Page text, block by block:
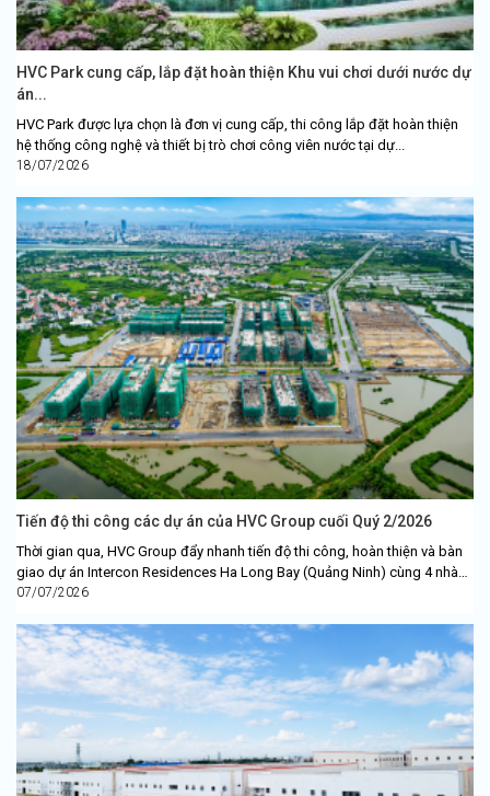
HVC Park cung cấp, lắp đặt hoàn thiện Khu vui chơi dưới nước dự
án...
HVC Park được lựa chọn là đơn vị cung cấp, thi công lắp đặt hoàn thiện
hệ thống công nghệ và thiết bị trò chơi công viên nước tại dự...
18/07/2026
Tiến độ thi công các dự án của HVC Group cuối Quý 2/2026
Thời gian qua, HVC Group đẩy nhanh tiến độ thi công, hoàn thiện và bàn
giao dự án Intercon Residences Ha Long Bay (Quảng Ninh) cùng 4 nhà
xưởng công...
07/07/2026